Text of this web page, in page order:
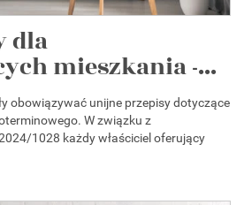
dla
mieszkania -...
obowiązywać unijne przepisy dotyczące
W związku z
1028 każdy właściciel oferujący